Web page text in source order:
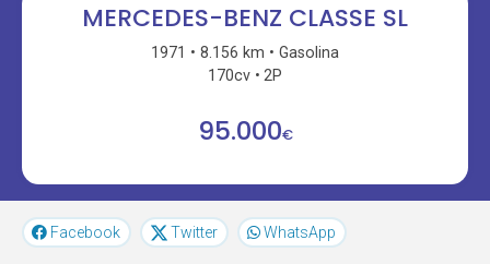
MERCEDES-BENZ CLASSE SL
1971 8.156 km
Gasolina
170cv
2P
95.000€
Facebook Twitter WhatsApp